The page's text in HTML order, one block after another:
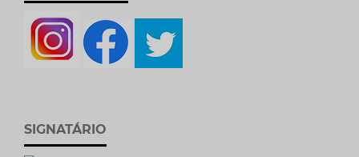
SIGNATÁRIO